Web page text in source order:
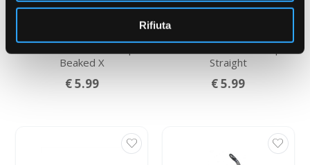
Rifiuta
Beaked X
€ 5.99
Straight
€ 5.99